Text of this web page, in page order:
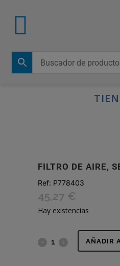
FILTRO DE AIRE,
Ref: P778403
45,27 €
Hay existencias
FILTRO AÑADIR